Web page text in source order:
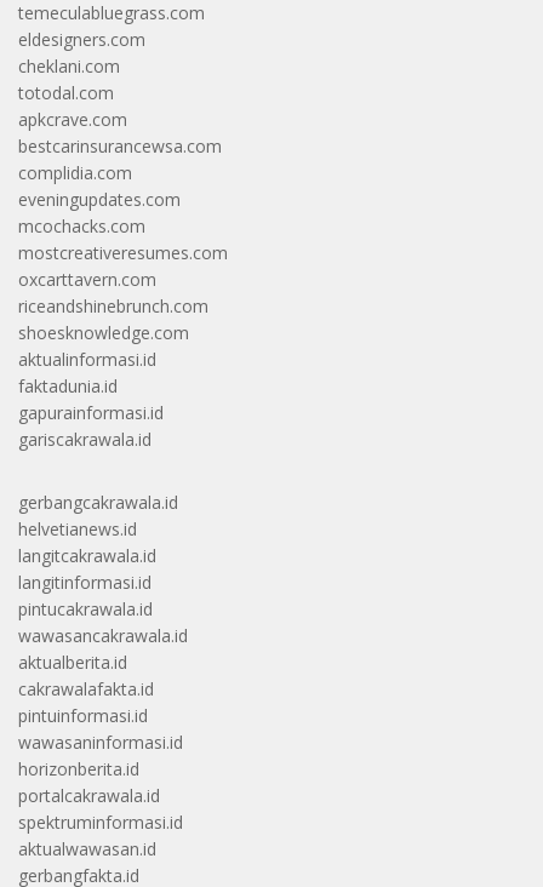
temeculabluegrass.com
eldesigners.com
cheklani.com
totodal.com
apkcrave.com
bestcarinsurancewsa.com
complidia.com
eveningupdates.com
mcochacks.com
mostcreativeresumes.com
oxcarttavern.com
riceandshinebrunch.com
shoesknowledge.com
aktualinformasi.id
faktadunia.id
gapurainformasi.id
gariscakrawala.id
gerbangcakrawala.id
helvetianews.id
langitcakrawala.id
langitinformasi.id
pintucakrawala.id
wawasancakrawala.id
aktualberita.id
cakrawalafakta.id
pintuinformasi.id
wawasaninformasi.id
horizonberita.id
portalcakrawala.id
spektruminformasi.id
aktualwawasan.id
gerbangfakta.id